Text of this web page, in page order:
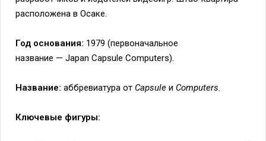
расположена в Осаке.
Год основания: 1979 (первоначальное
название — Japan Capsule Computers).
Название: аббревиатура от Capsule и Computers.
Ключевые фигуры: